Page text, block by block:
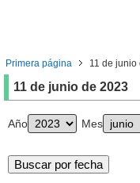
Primera página 11 de junio
11 de junio de 2023
Año Mes